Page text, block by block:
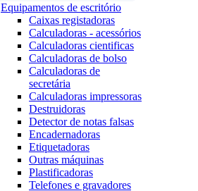
Equipamentos de escritório
Caixas registadoras
Calculadoras - acessórios
Calculadoras cientificas
Calculadoras de bolso
Calculadoras de
secretária
Calculadoras impressoras
Destruidoras
Detector de notas falsas
Encadernadoras
Etiquetadoras
Outras máquinas
Plastificadoras
Telefones e gravadores